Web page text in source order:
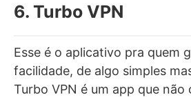
6. Turbo VPN
Esse é o aplicativo pra quem
facilidade, de algo simples
Turbo VPN é um app que